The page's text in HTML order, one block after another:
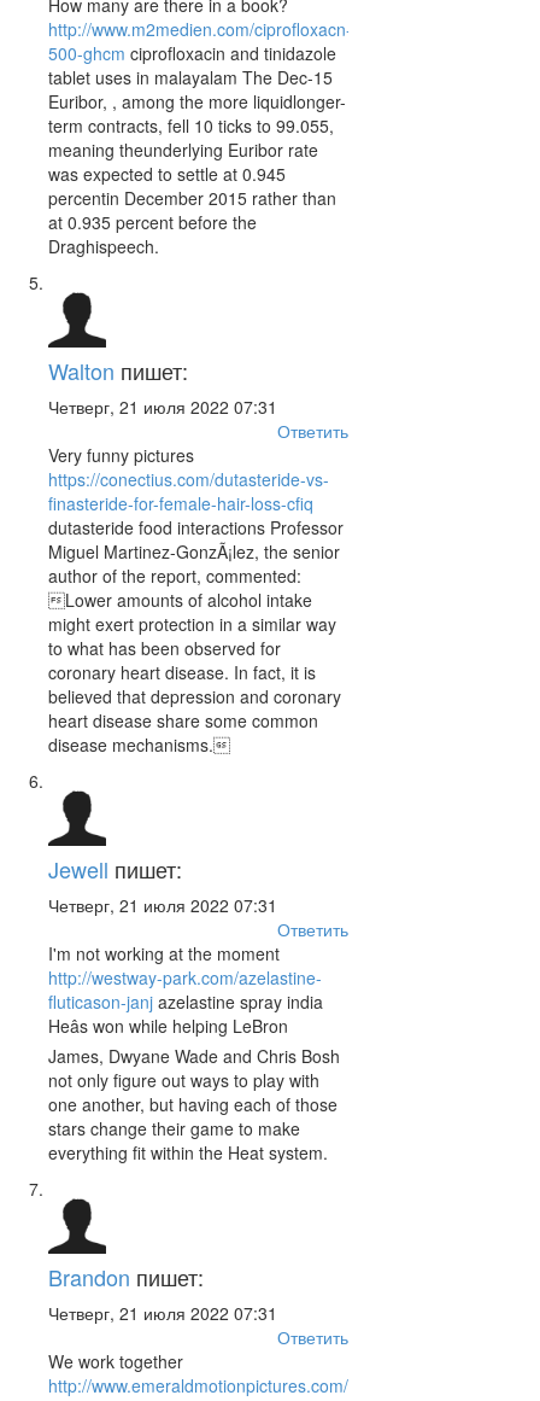
http://www.m2medien.com/ciprofloxacn-
500-ghcm ciprofloxacin and tinidazole
tablet uses in malayalam The Dec-15
Euribor, , among the more liquidlonger-
term contracts, fell 10 ticks to 99.055,
meaning theunderlying Euribor rate
was expected to settle at 0.945
percentin December 2015 rather than
at 0.935 percent before the
Draghispeech.
Walton пишет:
Четверг, 21 июля 2022 07:31
Ответить
Very funny pictures
https://conectius.com/dutasteride-vs-
finasteride-for-female-hair-loss-cfiq
dutasteride food interactions Professor
Miguel Martinez-GonzÃ¡lez, the senior
author of the report, commented:
Lower amounts of alcohol intake
might exert protection in a similar way
to what has been observed for
coronary heart disease. In fact, it is
believed that depression and coronary
heart disease share some common
disease mechanisms.
Jewell пишет:
Четверг, 21 июля 2022 07:31
Ответить
I'm not working at the moment
http://westway-park.com/azelastine-
fluticason-janj azelastine spray india
Heâs won while helping LeBron
James, Dwyane Wade and Chris Bosh
not only figure out ways to play with
one another, but having each of those
stars change their game to make
everything fit within the Heat system.
Brandon пишет:
Четверг, 21 июля 2022 07:31
Ответить
We work together
http://www.emeraldmotionpictures.com/naprosyn-